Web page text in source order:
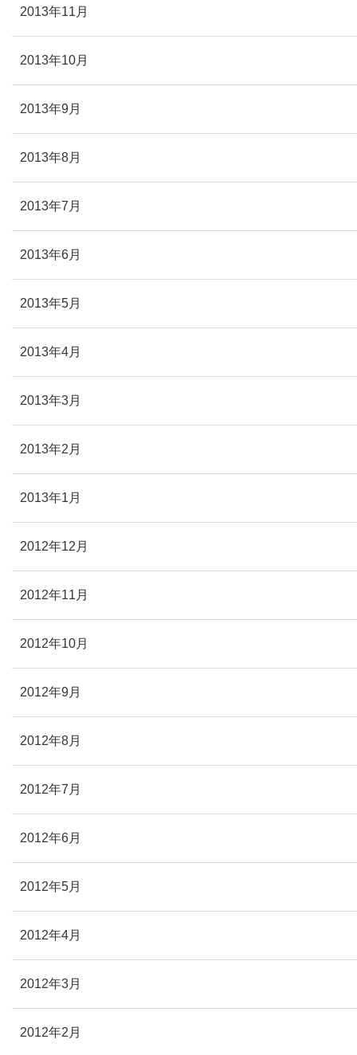
2013年11月
2013年10月
2013年9月
2013年8月
2013年7月
2013年6月
2013年5月
2013年4月
2013年3月
2013年2月
2013年1月
2012年12月
2012年11月
2012年10月
2012年9月
2012年8月
2012年7月
2012年6月
2012年5月
2012年4月
2012年3月
2012年2月